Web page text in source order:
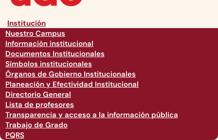
Institución
Nuestro Campus
Información institucional
Documentos Institucionales
Símbolos institucionales
Órganos de Gobierno Institucionales
Planeación y Efectividad Institucional
Directorio General
Lista de profesores
Transparencia y acceso a la información pública
Trabajo de Grado
PQRS